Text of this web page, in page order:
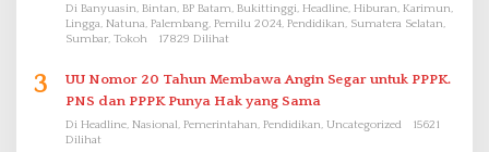
Di Banyuasin, Bintan, BP Batam, Bukittinggi, Headline, Hiburan, Karimun,
Lingga, Natuna, Palembang, Pemilu 2024, Pendidikan, Sumatera Selatan,
Sumbar, Tokoh
17829 Dilihat
3
UU Nomor 20 Tahun Membawa Angin Segar untuk PPPK.
PNS dan PPPK Punya Hak yang Sama
Di Headline, Nasional, Pemerintahan, Pendidikan, Uncategorized
15621
Dilihat